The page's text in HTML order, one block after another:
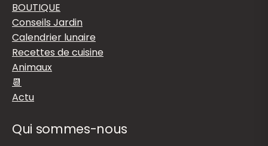
BOUTIQUE
Conseils Jardin
Calendrier lunaire
Recettes de cuisine
Animaux
📆
Actu
Qui sommes-nous